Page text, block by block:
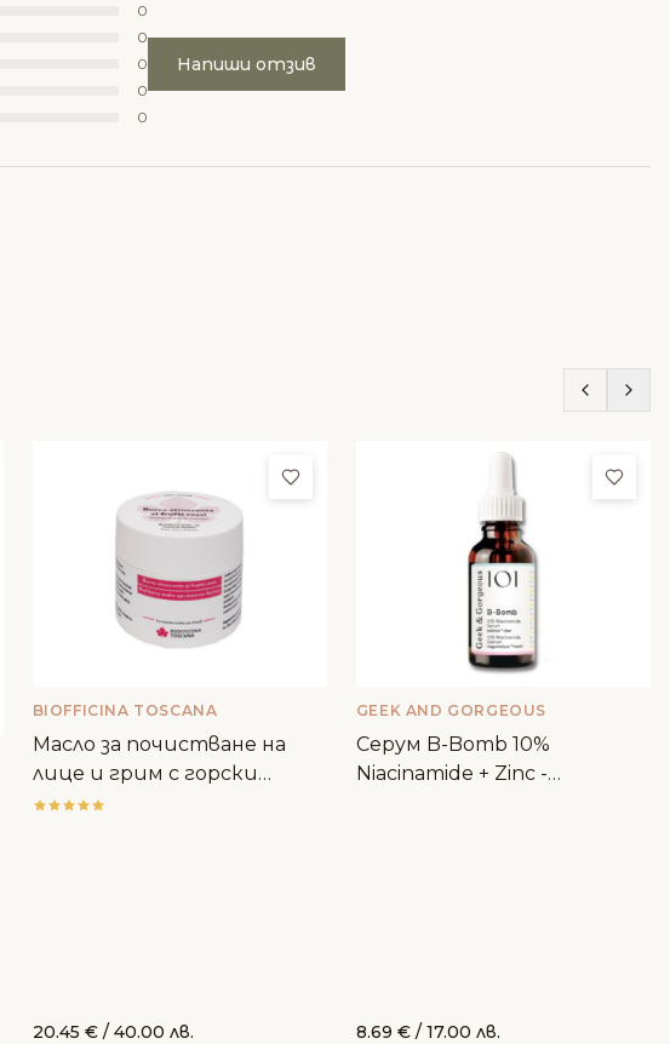
0
0
0
0
0
Напиши отзив
в любими Добави в любими
BIOFFICINA TOSCANA
Масло за почистване на
лице и грим с горски
плодове - Biofficina Toscana
20.45 €/ 40.00 лв.
GEEK AND GORGEOUS
Серум B-Bomb 10%
Niacinamide + Zinc -
8.69 €/ 17.00 лв.